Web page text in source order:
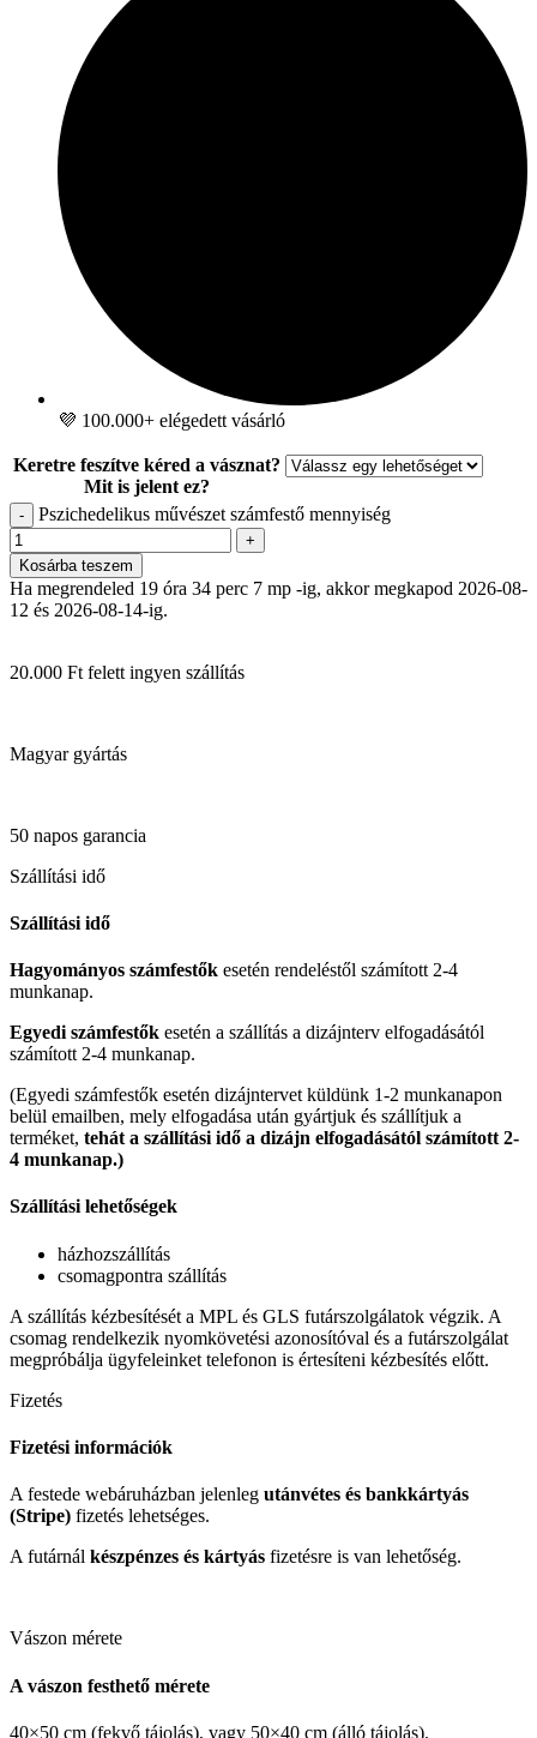
💜 100.000+ elégedett vásárló
Keretre feszítve kéred a vásznat?
Mit is jelent ez?
- Pszichedelikus művészet számfestő mennyiség
+
Kosárba teszem
Ha megrendeled 19 óra 34 perc 6 mp -ig, akkor megkapod 2026-08-
12 és 2026-08-14-ig.
20.000 Ft felett ingyen szállítás
Magyar gyártás
50 napos garancia
Szállítási idő
Szállítási idő
Hagyományos számfestők esetén rendeléstől számított 2-4
munkanap.
Egyedi számfestők esetén a szállítás a dizájnterv elfogadásától
számított 2-4 munkanap.
(Egyedi számfestők esetén dizájntervet küldünk 1-2 munkanapon
belül emailben, mely elfogadása után gyártjuk és szállítjuk a
terméket, tehát a szállítási idő a dizájn elfogadásától számított 2-
4 munkanap.)
Szállítási lehetőségek
házhozszállítás
csomagpontra szállítás
A szállítás kézbesítését a MPL és GLS futárszolgálatok végzik. A
csomag rendelkezik nyomkövetési azonosítóval és a futárszolgálat
megpróbálja ügyfeleinket telefonon is értesíteni kézbesítés előtt.
Fizetés
Fizetési információk
A festede webáruházban jelenleg utánvétes és bankkártyás
(Stripe) fizetés lehetséges.
A futárnál készpénzes és kártyás fizetésre is van lehetőség.
Vászon mérete
A vászon festhető mérete
40×50 cm (fekvő tájolás), vagy 50×40 cm (álló tájolás).